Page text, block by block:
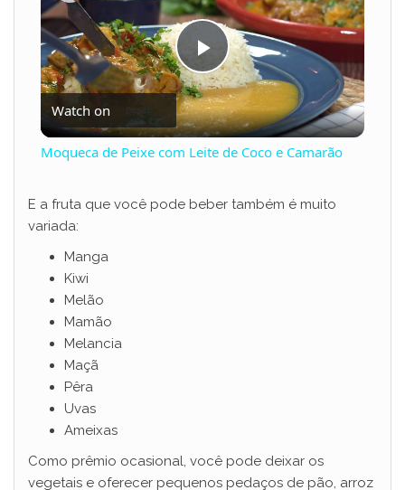
P
l
e
Watch on
Moqueca de Peixe com Leite de Coco e Camarão
E a fruta que você pode beber também é muito
variada:
Manga
Kiwi
Melão
Mamão
Melancia
Maçã
Pêra
Uvas
Ameixas
Como prêmio ocasional, você pode deixar os
vegetais e oferecer pequenos pedaços de pão, arroz